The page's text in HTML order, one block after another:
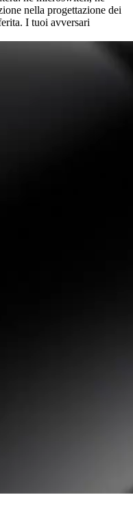
nella progettazione dei
I tuoi avversari